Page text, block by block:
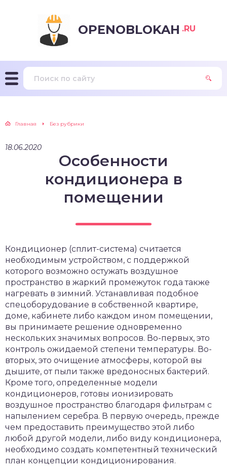
OPENOBLOKAH .RU
Главная Без рубрики
18.06.2020
Особенности
кондиционера в
помещении
Кондиционер (сплит-система) считается
необходимым устройством, с поддержкой
которого возможно остужать воздушное
пространство в жаркий промежуток года также
нагревать в зимний. Устанавливая подобное
спецоборудование в собственной квартире,
доме, кабинете либо каждом ином помещении,
вы принимаете решение одновременно
нескольких значимых вопросов. Во-первых, это
контроль ожидаемой степени температуры. Во-
вторых, это очищение атмосферы, которой вы
дышите, от пыли также вредоносных бактерий.
Кроме того, определенные модели
кондиционеров, готовы ионизировать
воздушное пространство благодаря фильтрам с
напылением серебра. В первую очередь, прежде
чем предоставить преимущество этой либо
любой другой модели, либо виду кондиционера,
необходимо создать компетентный технический
план концепции кондиционирования.